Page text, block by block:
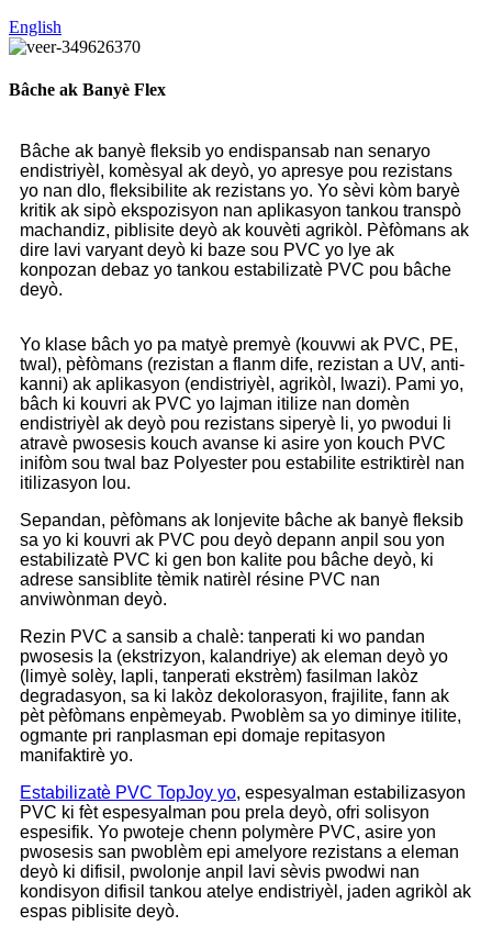
English
Bâche ak Banyè Flex
Bâche ak banyè fleksib yo endispansab nan senaryo
endistriyèl, komèsyal ak deyò, yo apresye pou rezistans
yo nan dlo, fleksibilite ak rezistans yo. Yo sèvi kòm baryè
kritik ak sipò ekspozisyon nan aplikasyon tankou transpò
machandiz, piblisite deyò ak kouvèti agrikòl. Pèfòmans ak
dire lavi varyant deyò ki baze sou PVC yo lye ak
konpozan debaz yo tankou estabilizatè PVC pou bâche
deyò.
Yo klase bâch yo pa matyè premyè (kouvwi ak PVC, PE,
twal), pèfòmans (rezistan a flanm dife, rezistan a UV, anti-
kanni) ak aplikasyon (endistriyèl, agrikòl, lwazi). Pami yo,
bâch ki kouvri ak PVC yo lajman itilize nan domèn
endistriyèl ak deyò pou rezistans siperyè li, yo pwodui li
atravè pwosesis kouch avanse ki asire yon kouch PVC
inifòm sou twal baz Polyester pou estabilite estriktirèl nan
itilizasyon lou.
Sepandan, pèfòmans ak lonjevite bâche ak banyè fleksib
sa yo ki kouvri ak PVC pou deyò depann anpil sou yon
estabilizatè PVC ki gen bon kalite pou bâche deyò, ki
adrese sansiblite tèmik natirèl résine PVC nan
anviwònman deyò.
Rezin PVC a sansib a chalè: tanperati ki wo pandan
pwosesis la (ekstrizyon, kalandriye) ak eleman deyò yo
(limyè solèy, lapli, tanperati ekstrèm) fasilman lakòz
degradasyon, sa ki lakòz dekolorasyon, frajilite, fann ak
pèt pèfòmans enpèmeyab. Pwoblèm sa yo diminye itilite,
ogmante pri ranplasman epi domaje repitasyon
manifaktirè yo.
Estabilizatè PVC TopJoy yo, espesyalman estabilizasyon
PVC ki fèt espesyalman pou prela deyò, ofri solisyon
espesifik. Yo pwoteje chenn polymère PVC, asire yon
pwosesis san pwoblèm epi amelyore rezistans a eleman
deyò ki difisil, pwolonje anpil lavi sèvis pwodwi nan
kondisyon difisil tankou atelye endistriyèl, jaden agrikòl ak
espas piblisite deyò.